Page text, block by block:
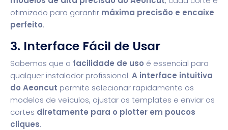
otimizado para garantir máxima precisão e encaixe
perfeito.
3. Interface Fácil de Usar
Sabemos que a facilidade de uso é essencial para
qualquer instalador profissional. A interface intuitiva
do Aeoncut permite selecionar rapidamente os
modelos de veículos, ajustar os templates e enviar os
cortes diretamente para o plotter em poucos
cliques.